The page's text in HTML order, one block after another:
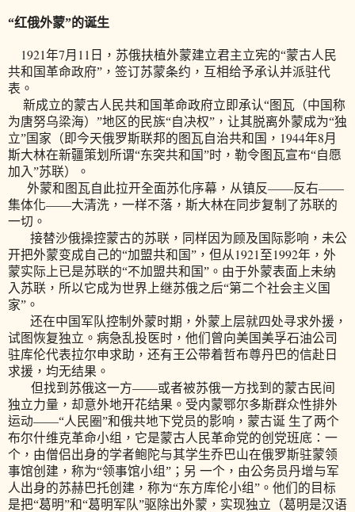
“红俄外蒙”的诞生
1921年7月 11 日 ，苏俄扶植外蒙建立君主立宪的“蒙古人民
共和国革命政府”，签订苏蒙条约，互相给予承认并派驻代
表。
新成立的蒙古人民共和国革命政府立即承认“图瓦（中国称
为唐努乌梁海）”地区的民族“自决权”，让其脱离外蒙成为“独
立”国家（即今天俄罗斯联邦的图瓦自治共和国， 1944年8月
斯大林在新疆策划所谓“东突共和国”时，勒令图瓦宣布“自愿
加入”苏联）。
外蒙和图瓦自此拉开全面苏化序幕，从镇反——反右——
集体化——大清洗，一样不落，斯大林在同步复制了苏联的
一切。
接替沙俄操控蒙古的苏联，同样因为顾及国际影响，未公
开把外蒙变成自己的“加盟共和国”，但从 1921 至1992年，外
蒙实际上已是苏联的“不加盟共和国”。由于外蒙表面上未纳
入苏联，所以它成为世界上继苏俄之后“第二个社会主义国
家”。
还在中国军队控制外蒙时期，外蒙上层就四处寻求外援，
试图恢复独立。病急乱投医时，他们曾向美国美孚石油公司
驻库伦代表拉尔申求助，还有王公带着哲布尊丹巴的信赴日
求援，均无结果。
但找到苏俄这一方——或者被苏俄一方找到的蒙古民间
独立力量，却意外地开花结果。受内蒙鄂尔多斯群众性排外
运动——“人民圈”和俄共地下党员的影响，蒙古诞 生了两个
布尔什维克革命小组，它是蒙古人民革命党的创党班底：一
个，由僧侣出身的学者鲍陀与其学生乔巴山在俄罗斯驻蒙领
事馆创建，称为“领事馆小组”；另 一个，由公务员丹增与军
人出身的苏赫巴托创建，称为“东方库伦小组”。他们的目标
是把“葛明”和“葛明军队”驱除出外蒙，实现独立（葛明是汉语